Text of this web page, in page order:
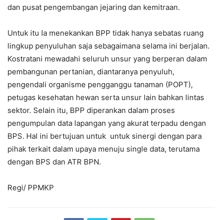
dan pusat pengembangan jejaring dan kemitraan.
Untuk itu Ia menekankan BPP tidak hanya sebatas ruang
lingkup penyuluhan saja sebagaimana selama ini berjalan.
Kostratani mewadahi seluruh unsur yang berperan dalam
pembangunan pertanian, diantaranya penyuluh,
pengendali organisme pengganggu tanaman (POPT),
petugas kesehatan hewan serta unsur lain bahkan lintas
sektor. Selain itu, BPP diperankan dalam proses
pengumpulan data lapangan yang akurat terpadu dengan
BPS. Hal ini bertujuan untuk untuk sinergi dengan para
pihak terkait dalam upaya menuju single data, terutama
dengan BPS dan ATR BPN.
Regi/ PPMKP